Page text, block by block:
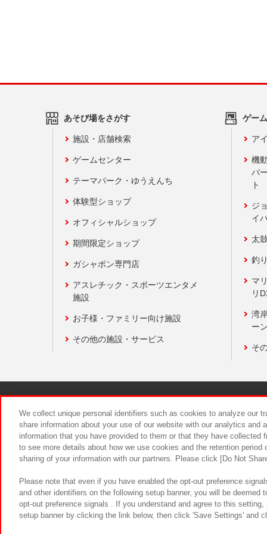
あそび場をさがす
施設・店舗検索
ゲームセンター
テーマパーク・ゆうえんち
体験型ショップ
オフィシャルショップ
期間限定ショップ
ガシャポン専門店
アスレチック・スポーツエンタメ
施設
お子様・ファミリー向け施設
その他の施設・サービス
ゲー
ア
機
バ
ト
ジ
イ
太
釣
マ
リ
湾
ー
そ
食品のご
We collect unique personal identifiers such as cookies to analyze our
share information about your use of our website with our analytics and
information that you have provided to them or that they have
to see more details about how we use cookies and the retention
sharing of your information with our partners. Please click [Do Not
Please note that even if you have enabled the opt-out preference
and other identifiers on the following setup banner, you will be
opt-out preference signals . If you understand and agree to this
setup banner by clicking the link below, then click 'Save Settings' and